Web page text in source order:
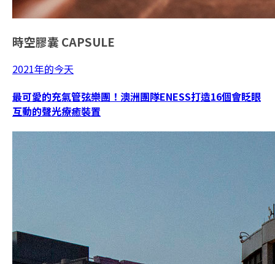
時空膠囊 CAPSULE
2021年的今天
最可愛的充氣管弦樂團！澳洲團隊ENESS打造16個會眨眼
互動的聲光療癒裝置